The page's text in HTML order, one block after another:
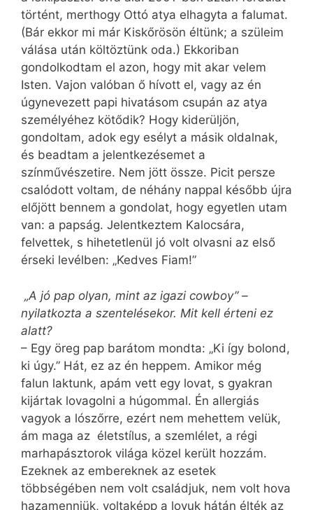
történt, merthogy Ottó atya elhagyta a falumat.
(Bár ekkor mi már Kiskőrösön éltünk; a szüleim
válása után költöztünk oda.) Ekkoriban
gondolkodtam el azon, hogy mit akar velem
Isten. Vajon valóban ő hívott el, vagy az én
úgynevezett papi hivatásom csupán az atya
személyéhez kötődik? Hogy kiderüljön,
gondoltam, adok egy esélyt a másik oldalnak,
és beadtam a jelentkezésemet a
színművészetire. Nem jött össze. Picit persze
csalódott voltam, de néhány nappal később újra
előjött bennem a gondolat, hogy egyetlen utam
van: a papság. Jelentkeztem Kalocsára,
felvettek, s hihetetlenül jó volt olvasni az első
érseki levélben: „Kedves Fiam!”
„A jó pap olyan, mint az igazi cowboy” –
nyilatkozta a szentelésekor. Mit kell érteni ez
alatt?
– Egy öreg pap barátom mondta: „Ki így bolond,
ki úgy.” Hát, ez az én heppem. Amikor még
falun laktunk, apám vett egy lovat, s gyakran
kijártak lovagolni a húgommal. Én allergiás
vagyok a lószőrre, ezért nem mehettem velük,
ám maga az életstílus, a szemlélet, a régi
marhapásztorok világa közel került hozzám.
Ezeknek az embereknek az esetek
többségében nem volt családjuk, nem volt hova
hazamenniük, voltaképp a lovuk hátán élték az